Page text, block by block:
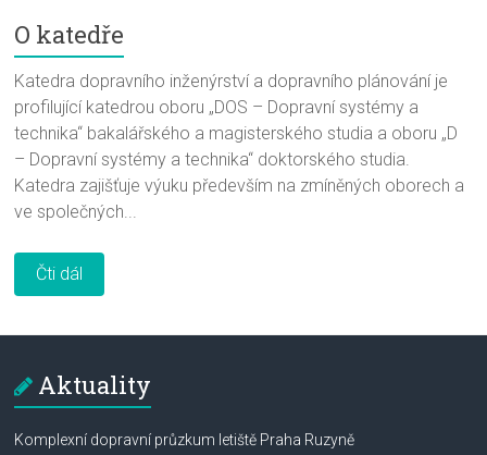
O katedře
Katedra dopravního inženýrství a dopravního plánování je
profilující katedrou oboru „DOS – Dopravní systémy a
technika“ bakalářského a magisterského studia a oboru „D
– Dopravní systémy a technika“ doktorského studia.
Katedra zajišťuje výuku především na zmíněných oborech a
ve společných...
Čti dál
Aktuality
Komplexní dopravní průzkum letiště Praha Ruzyně